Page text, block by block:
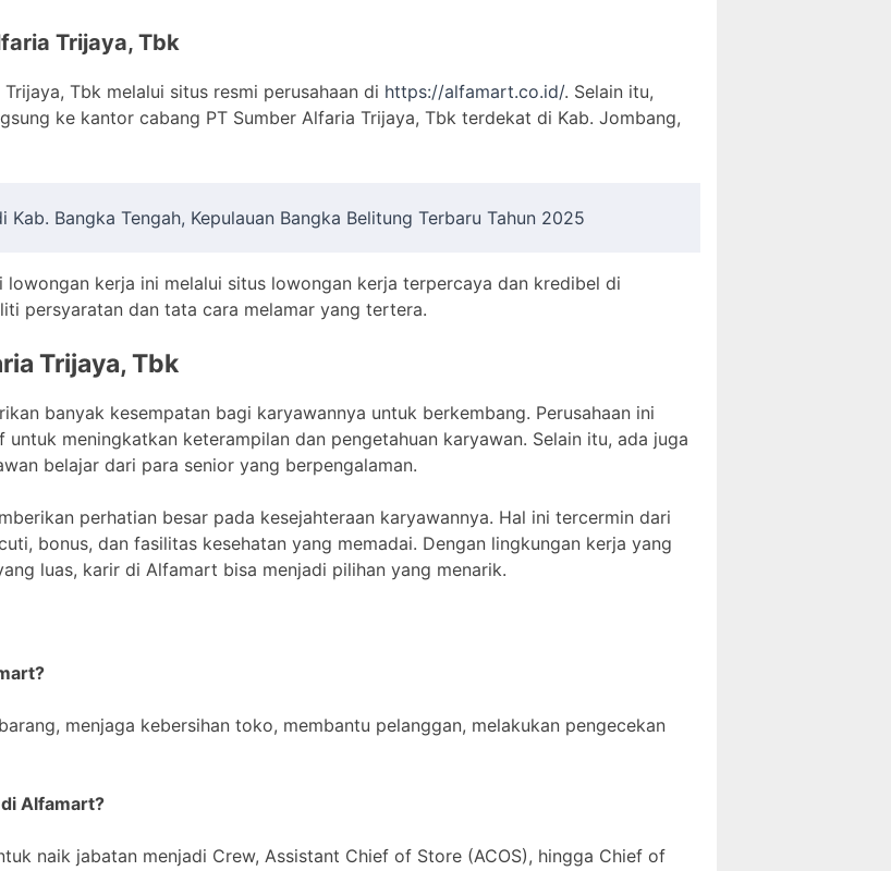
Trijaya, Tbk
Tbk melalui situs resmi perusahaan di https://alfamart.co.id/. Selain itu,
ke kantor cabang PT Sumber Alfaria Trijaya, Tbk terdekat di Kab. Jombang,
Bangka Tengah, Kepulauan Bangka Belitung Terbaru Tahun 2025
kerja ini melalui situs lowongan kerja terpercaya dan kredibel di
persyaratan dan tata cara melamar yang tertera.
Trijaya, Tbk
banyak kesempatan bagi karyawannya untuk berkembang. Perusahaan ini
meningkatkan keterampilan dan pengetahuan karyawan. Selain itu, ada juga
belajar dari para senior yang berpengalaman.
perhatian besar pada kesejahteraan karyawannya. Hal ini tercermin dari
bonus, dan fasilitas kesehatan yang memadai. Dengan lingkungan kerja yang
luas, karir di Alfamart bisa menjadi pilihan yang menarik.
menjaga kebersihan toko, membantu pelanggan, melakukan pengecekan
Alfamart?
naik jabatan menjadi Crew, Assistant Chief of Store (ACOS), hingga Chief of